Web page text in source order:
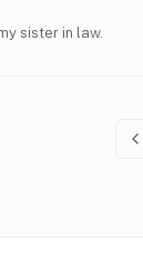
sister in law.